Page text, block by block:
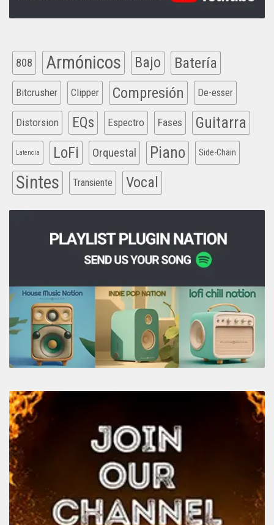
808 Armónicos Bajo Batería
Bitcrusher Clipper Compresión De-esser
Distorsion EQs Espectro Fases Guitarra
Latencia LoFi Orquestal Piano Side-Chain
Sintes Transiente Vocal